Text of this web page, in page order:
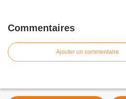
Commentaires
Ajouter un commentaire